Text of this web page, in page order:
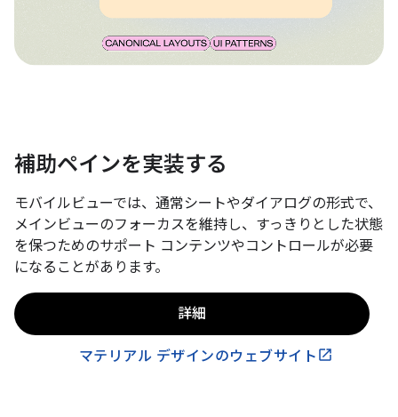
補助ペインを実装する
モバイルビューでは、通常シートやダイアログの形式で、
メインビューのフォーカスを維持し、すっきりとした状態
を保つためのサポート コンテンツやコントロールが必要
になることがあります。
詳細
マテリアル デザインのウェブサイト